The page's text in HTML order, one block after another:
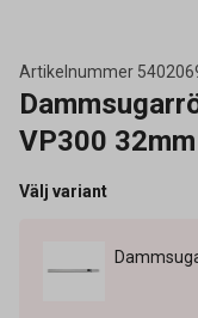
Artikelnummer
VP300 32mm
Välj variant